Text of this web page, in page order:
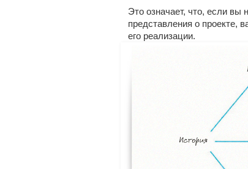
Это означает, что, если вы
представления о проекте,
его реализации.